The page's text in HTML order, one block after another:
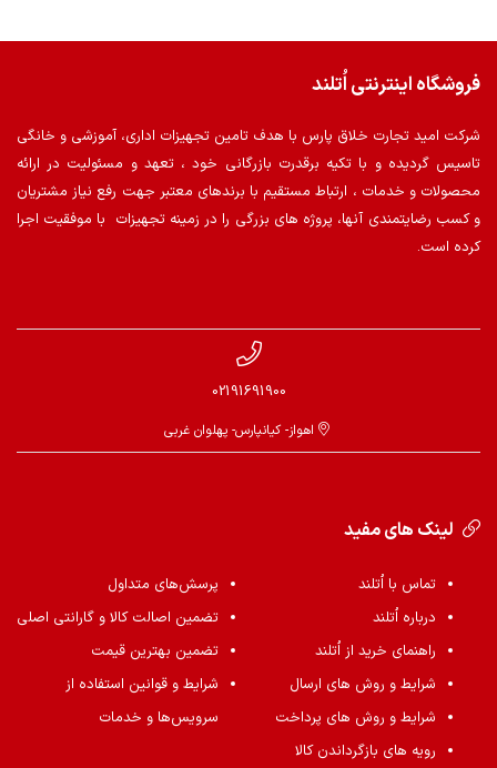
فروشگاه اینترنتی اُتلند
شرکت امید تجارت خلاق پارس با هدف تامین تجهیزات اداری، آموزشی و خانگی
تاسیس گردیده و با تکیه برقدرت بازرگانی خود ، تعهد و مسئولیت در ارائه
محصولات و خدمات ، ارتباط مستقیم با برندهای معتبر جهت رفع نیاز مشتریان
و کسب رضایتمندی آنها، پروژه های بزرگی را در زمینه تجهیزات با موفقیت اجرا
کرده است.
02191691900
اهواز- کیانپارس- پهلوان غربی
لینک های مفید
تماس با اُتلند
درباره اُتلند
راهنمای خرید از اُتلند
شرایط و روش های ارسال
شرایط و روش های پرداخت
رویه های بازگرداندن کالا
پرسش‌های متداول
تضمین اصالت کالا و گارانتی اصلی
تضمین بهترین قیمت
شرایط و قوانین استفاده از
سرویس‌ها و خدمات